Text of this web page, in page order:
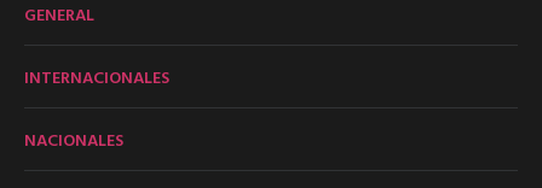
GENERAL
INTERNACIONALES
NACIONALES